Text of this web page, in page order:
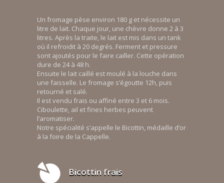
Un fromage pèse environ 180 g et nécessite un
litre de lait. Chaque jour, une chèvre donne 2 à 3
litres. Après la traite, le lait est mis dans un tank
où il refroidit à 20 degrés. Ferment et pressure
sont ajoutés pour le faire cailler. Cette opération
dure de 24 à 48 h.
Ensuite le lait caillé est moulé à la louche dans
une faisselle. Le fromage s’égoutte 12h, puis
retourné et salé.
Il est vendu frais ou affiné entre 3 et 6 mois.
Ciboulette, ail et fines herbes peuvent
l’aromatiser.
Notre spécialité s’appelle le Bicottin, médaille d’or
à la foire de la Cappelle.
Bicottin frais